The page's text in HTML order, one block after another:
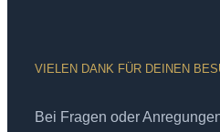
VIELEN DANK FÜR DEINEN
Bei Fragen oder